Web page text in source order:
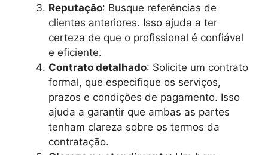
Reputação: Busque referências de
clientes anteriores. Isso ajuda a ter
certeza de que o profissional é confiável
e eficiente.
Contrato detalhado: Solicite um contrato
formal, que especifique os serviços,
prazos e condições de pagamento. Isso
ajuda a garantir que ambas as partes
tenham clareza sobre os termos da
contratação.